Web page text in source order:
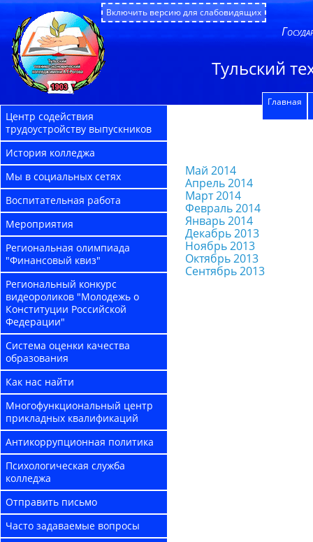
Тульский
Включить версию для слабовидящих
Главная
Центр содействия
трудоустройству выпускников
История колледжа
Мы в социальных сетях
Воспитательная работа
Мероприятия
Региональная олимпиада
"Финансовый квиз"
Региональный конкурс
видеороликов "Молодежь о
Конституции Российской
Федерации"
Система оценки качества
образования
Как нас найти
Многофункциональный центр
прикладных квалификаций
Антикоррупционная политика
Психологическая служба
колледжа
Отправить письмо
Часто задаваемые вопросы
Май 2014
Апрель 2014
Март 2014
Февраль 2014
Январь 2014
Декабрь 2013
Ноябрь 2013
Октябрь 2013
Сентябрь 2013